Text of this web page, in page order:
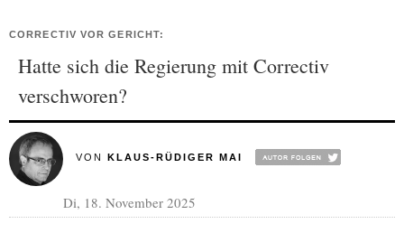
CORRECTIV VOR GERICHT:
Hatte sich die Regierung mit Correctiv
verschworen?
VON KLAUS-RÜDIGER MAI
Di, 18. November 2025